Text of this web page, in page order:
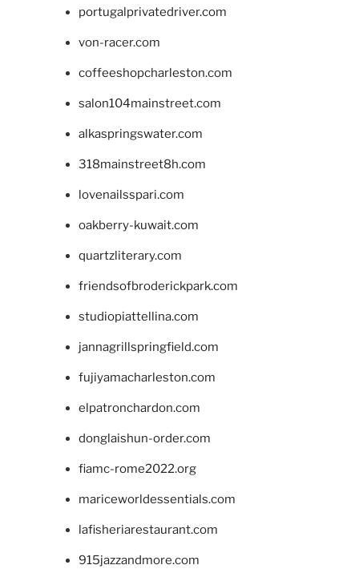
portugalprivatedriver.com
von-racer.com
coffeeshopcharleston.com
salon104mainstreet.com
alkaspringswater.com
318mainstreet8h.com
lovenailsspari.com
oakberry-kuwait.com
quartzliterary.com
friendsofbroderickpark.com
studiopiattellina.com
jannagrillspringfield.com
fujiyamacharleston.com
elpatronchardon.com
donglaishun-order.com
fiamc-rome2022.org
mariceworldessentials.com
lafisheriarestaurant.com
915jazzandmore.com